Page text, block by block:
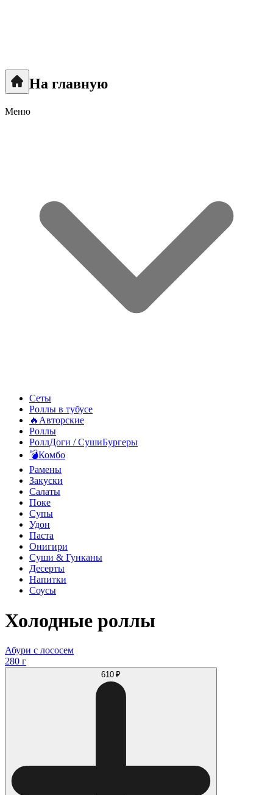
На главную
Меню
Сеты
Роллы в тубусе
🔥Авторские
Роллы
РоллДоги / СушиБургеры
💣Комбо
Рамены
Закуски
Салаты
Поке
Супы
Удон
Паста
Онигири
Суши & Гунканы
Десерты
Напитки
Соусы
Холодные роллы
Абури с лососем
280 г
610 ₽